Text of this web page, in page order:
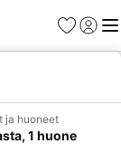
Suosikit
ja huoneet
1 huone